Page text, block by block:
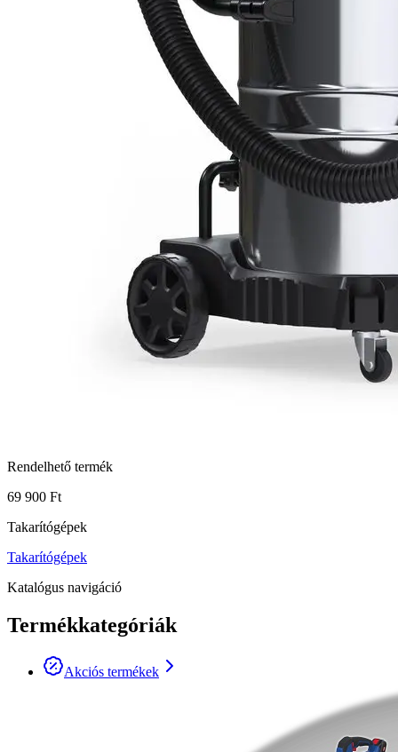
Rendelhető termék
69 900 Ft
Takarítógépek
Takarítógépek
Katalógus navigáció
Termékkategóriák
Akciós termékek